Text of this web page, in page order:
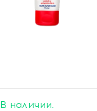
В наличии.